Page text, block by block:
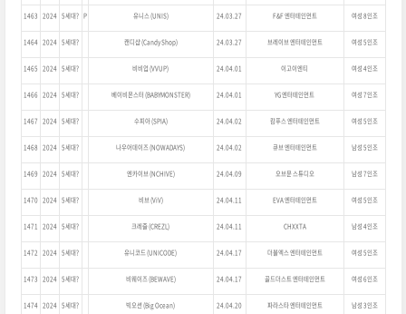
1463 2024 5세대? P 유니스 (UNIS) 24.03.27 F&F 엔터테인먼트 여성 8인조
1464 2024 5세대? 캔디샵 (Candy Shop) 24.03.27 브레이브 엔터테인먼트 여성 5인조
1465 2024 5세대? 비비업 (VVUP) 24.04.01 이고이엔티 여성 4인조
1466 2024 5세대? 베이비몬스터 (BABYMONSTER) 24.04.01 YG 엔터테인먼트 여성 7인조
1467 2024 5세대? 수피아 (SPIA) 24.04.02 캄푸스 엔터테인먼트 여성 5인조
1468 2024 5세대? 나우어데이즈 (NOWADAYS) 24.04.02 큐브 엔터테인먼트 남성 5인조
1469 2024 5세대? 엔카이브 (NCHIVE) 24.04.09 오브문 스튜디오 남성 7인조
1470 2024 5세대? 비브 (ViV) 24.04.11 EVA 엔터테인먼트 여성 5인조
1471 2024 5세대? 크레즐 (CREZL) 24.04.11 CHXXTA 남성 4인조
1472 2024 5세대? 유니코드 (UNICODE) 24.04.17 더블엑스 엔터테인먼트 여성 5인조
1473 2024 5세대? 비웨이즈 (BEWAVE) 24.04.17 골드더스트 엔터테인먼트 여성 6인조
1474 2024 5세대? 빅오션 (Big Ocean) 24.04.20 파라스타 엔터테인먼트 남성 3인조